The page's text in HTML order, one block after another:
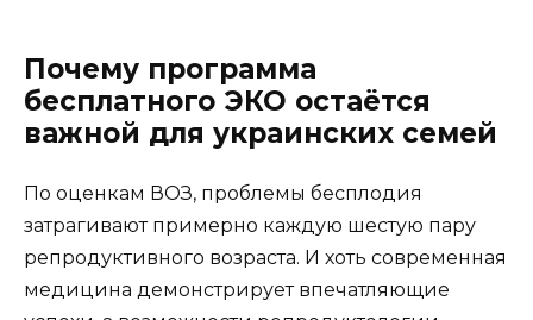
Почему программа
бесплатного ЭКО остаётся
важной для украинских семей
По оценкам ВОЗ, проблемы бесплодия
затрагивают примерно каждую шестую пару
репродуктивного возраста. И хоть современная
медицина демонстрирует впечатляющие